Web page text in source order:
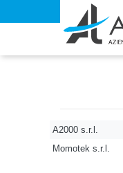
A2000 s.r.l.
Momotek s.r.l.